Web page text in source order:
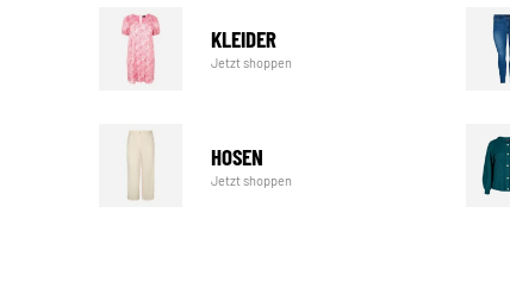
KLEIDER
Jetzt shoppen
HOSEN
Jetzt shoppen